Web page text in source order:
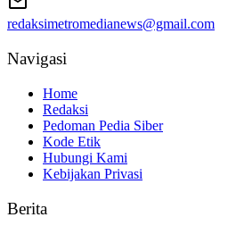
redaksimetromedianews@gmail.com
Navigasi
Home
Redaksi
Pedoman Pedia Siber
Kode Etik
Hubungi Kami
Kebijakan Privasi
Berita